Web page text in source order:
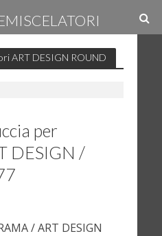
ART DESIGN ROUND
per
DESIGN /
/ ART DESIGN